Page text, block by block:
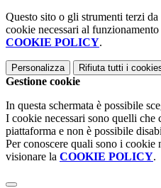
Questo sito o gli strumenti terzi
cookie necessari al
COOKIE POLICY.
Personalizza Rifiuta tutti i
Gestione cookie
In questa schermata è possibile
I cookie necessari sono quelli
piattaforma e non è possibile
Per conoscere quali sono i cookie
visionare la COOKIE POLICY.